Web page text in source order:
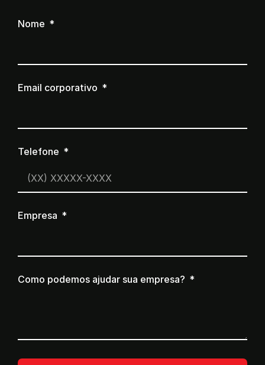
Nome
Email corporativo
Telefone
Empresa
Como podemos ajudar sua empresa?